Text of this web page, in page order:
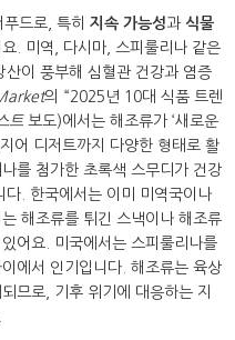
드로, 특히 지속 가능성과 식물
. 미역, 다시마, 스피룰리나 같은
이 풍부해 심혈관 건강과 염증
의 “2025년 10대 식품 트렌
트 보도)에서는 해조류가 ‘새로운
어 디저트까지 다양한 형태로 활
를 첨가한 초록색 스무디가 건강
. 한국에서는 이미 미역국이나
해조류를 튀긴 스낵이나 해조류
어요. 미국에서는 스피룰리나를
에서 인기입니다. 해조류는 육상
므로, 기후 위기에 대응하는 지